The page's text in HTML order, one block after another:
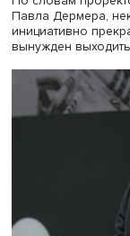
Чтобы
2019 года
программу
проводит очные
повышения
услуги. Это
высшей школы с
условиях
обмениваться
развивать
системы и
совместные